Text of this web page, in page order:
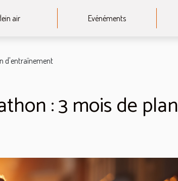
air Evénéments
d'entraînement
: 3 mois de plan